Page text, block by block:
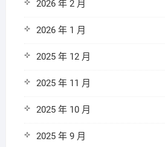
2026 年 2 月
2026 年 1 月
2025 年 12 月
2025 年 11 月
2025 年 10 月
2025 年 9 月